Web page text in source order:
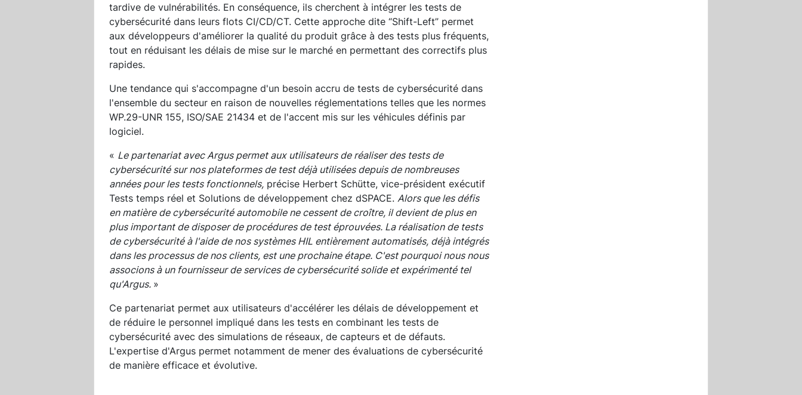
tardive de vulnérabilités. En conséquence, ils cherchent à intégrer les tests de
cybersécurité dans leurs flots CI/CD/CT. Cette approche dite “Shift-Left” permet
aux développeurs d'améliorer la qualité du produit grâce à des tests plus fréquents,
tout en réduisant les délais de mise sur le marché en permettant des correctifs plus
rapides.
Une tendance qui s'accompagne d'un besoin accru de tests de cybersécurité dans
l'ensemble du secteur en raison de nouvelles réglementations telles que les normes
WP.29-UNR 155, ISO/SAE 21434 et de l'accent mis sur les véhicules définis par
logiciel.
« Le partenariat avec Argus permet aux utilisateurs de réaliser des tests de
cybersécurité sur nos plateformes de test déjà utilisées depuis de nombreuses
années pour les tests fonctionnels, précise Herbert Schütte, vice-président exécutif
Tests temps réel et Solutions de développement chez dSPACE. Alors que les défis
en matière de cybersécurité automobile ne cessent de croître, il devient de plus en
plus important de disposer de procédures de test éprouvées. La réalisation de tests
de cybersécurité à l'aide de nos systèmes HIL entièrement automatisés, déjà intégrés
dans les processus de nos clients, est une prochaine étape. C'est pourquoi nous nous
associons à un fournisseur de services de cybersécurité solide et expérimenté tel
qu'Argus. »
Ce partenariat permet aux utilisateurs d'accélérer les délais de développement et
de réduire le personnel impliqué dans les tests en combinant les tests de
cybersécurité avec des simulations de réseaux, de capteurs et de défauts.
L'expertise d'Argus permet notamment de mener des évaluations de cybersécurité
de manière efficace et évolutive.